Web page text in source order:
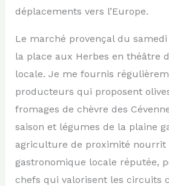
déplacements vers l’Europe.
Le marché provençal du
la place aux Herbes en théâtre
locale. Je me fournis
producteurs qui proposent
fromages de chèvre des
saison et légumes de la plaine
agriculture de proximité nourrit
gastronomique locale réputée,
chefs qui valorisent les circuits